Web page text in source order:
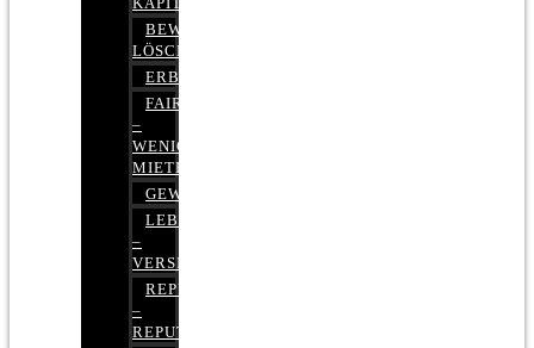
BEWERTUNGEN
LÖSCHEN
ERBRECHT
FAIRMIETEN
–
WENIGER
MIETE
GEWERBERECHT
LEBENSVERSICHERUNG
–
VERSICHERUNGSRECHT
REPUTATIONSRECHT
–
REPUTATIONSMANAGEMENT